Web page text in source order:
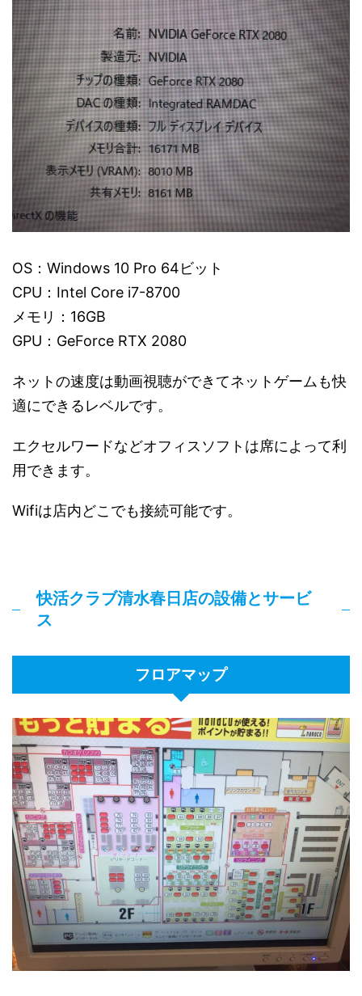
OS：Windows 10 Pro 64ビット
CPU：Intel Core i7-8700
メモリ：16GB
GPU：GeForce RTX 2080
ネットの速度は動画視聴ができてネットゲームも快
適にできるレベルです。
エクセルワードなどオフィスソフトは席によって利
用できます。
Wifiは店内どこでも接続可能です。
快活クラブ清水春日店の設備とサービ
ス
フロアマップ